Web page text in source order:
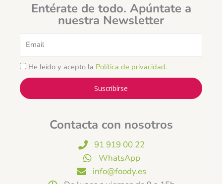
Entérate de todo. Apúntate a
nuestra Newsletter
He leído y acepto la Política de privacidad.
Suscribírse
Contacta con nosotros
91 919 00 22
WhatsApp
info@foody.es